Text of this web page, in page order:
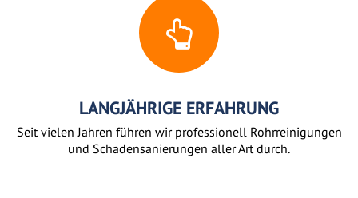
LANGJÄHRIGE ERFAHRUNG
Seit vielen Jahren führen wir professionell Rohrreinigungen
und Schadensanierungen aller Art durch.